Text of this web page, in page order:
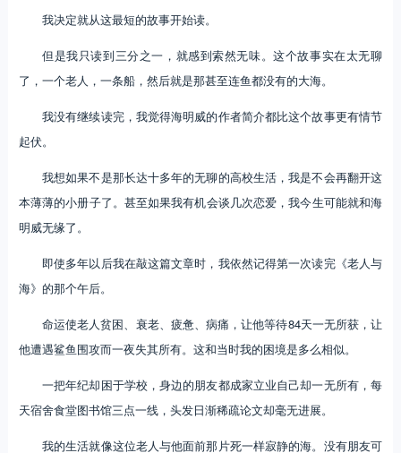
我决定就从这最短的故事开始读。
但是我只读到三分之一，就感到索然无味。这个故事实在太无聊
了，一个老人，一条船，然后就是那甚至连鱼都没有的大海。
我没有继续读完，我觉得海明威的作者简介都比这个故事更有情节
起伏。
我想如果不是那长达十多年的无聊的高校生活，我是不会再翻开这
本薄薄的小册子了。甚至如果我有机会谈几次恋爱，我今生可能就和海
明威无缘了。
即使多年以后我在敲这篇文章时，我依然记得第一次读完《老人与
海》的那个午后。
命运使老人贫困、衰老、疲惫、病痛，让他等待84天一无所获，让
他遭遇鲨鱼围攻而一夜失其所有。这和当时我的困境是多么相似。
一把年纪却困于学校，身边的朋友都成家立业自己却一无所有，每
天宿舍食堂图书馆三点一线，头发日渐稀疏论文却毫无进展。
我的生活就像这位老人与他面前那片死一样寂静的海。没有朋友可